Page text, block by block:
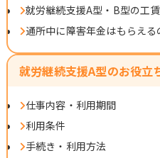
就労継続支援A型・B型の工
通所中に障害年金はもらえる
就労継続支援A型のお役立
仕事内容・利用期間
利用条件
手続き・利用方法